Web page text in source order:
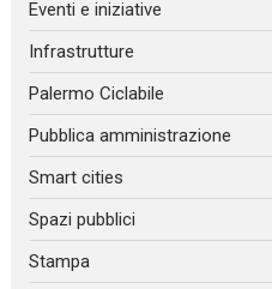
Eventi e iniziative
Infrastrutture
Palermo Ciclabile
Pubblica amministrazione
Smart cities
Spazi pubblici
Stampa